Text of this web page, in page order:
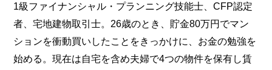
1級ファイナンシャル・プランニング技能士、CFP認定
者、宅地建物取引士。26歳のとき、貯金80万円でマン
ションを衝動買いしたことをきっかけに、お金の勉強を
始める。現在は自宅を含め夫婦で4つの物件を保有し賃